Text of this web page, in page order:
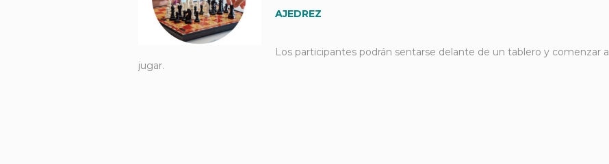
AJEDREZ
Los participantes podrán sentarse delante de un tablero y comenzar a
jugar.